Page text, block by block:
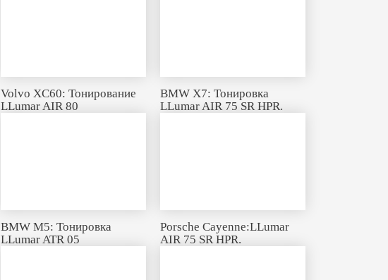
Volvo XC60: Тонирование
LLumar AIR 80
BMW X7: Тонировка
LLumar AIR 75 SR HPR.
BMW M5: Тонировка
LLumar ATR 05
Porsche Cayenne:LLumar
AIR 75 SR HPR.